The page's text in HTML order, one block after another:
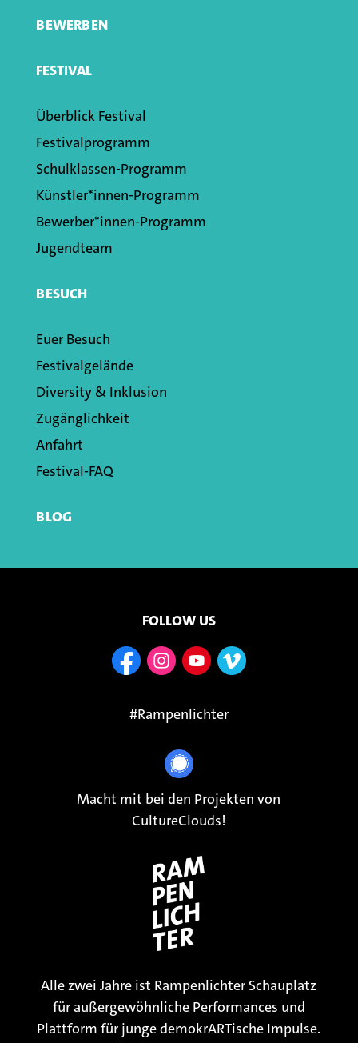
BEWERBEN
FESTIVAL
Überblick Festival
Festivalprogramm
Schulklassen­-Programm
Künstler*innen­-Programm
Bewerber*innen-Programm
Jugendteam
BESUCH
Euer Besuch
Festivalgelände
Diversity & Inklusion
Zugänglichkeit
Anfahrt
Festival-FAQ
BLOG
FOLLOW US
#Rampenlichter
Macht mit bei den Projekten von
CultureClouds!
Alle zwei Jahre ist Rampenlichter Schauplatz
für außergewöhnliche Performances und
Plattform für junge demokrARTische Impulse.